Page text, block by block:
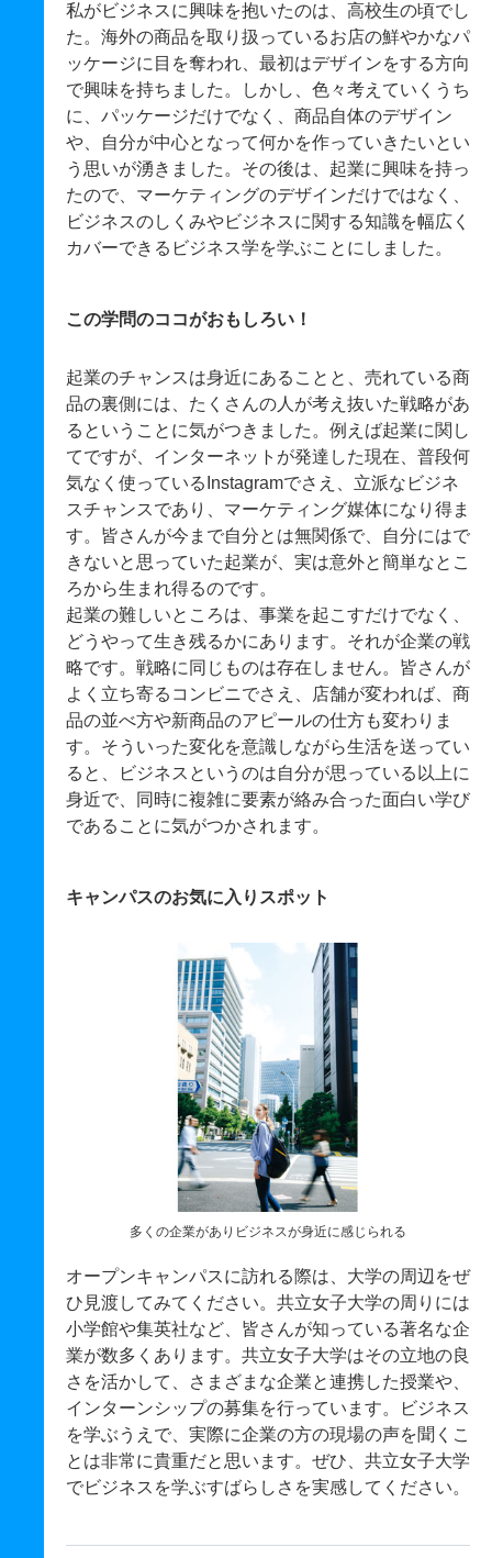
私がビジネスに興味を抱いたのは、高校生の頃でし
た。海外の商品を取り扱っているお店の鮮やかなパ
ッケージに目を奪われ、最初はデザインをする方向
で興味を持ちました。しかし、色々考えていくうち
に、パッケージだけでなく、商品自体のデザイン
や、自分が中心となって何かを作っていきたいとい
う思いが湧きました。その後は、起業に興味を持っ
たので、マーケティングのデザインだけではなく、
ビジネスのしくみやビジネスに関する知識を幅広く
カバーできるビジネス学を学ぶことにしました。
この学問のココがおもしろい！
起業のチャンスは身近にあることと、売れている商
品の裏側には、たくさんの人が考え抜いた戦略があ
るということに気がつきました。例えば起業に関し
てですが、インターネットが発達した現在、普段何
気なく使っているInstagramでさえ、立派なビジネ
スチャンスであり、マーケティング媒体になり得ま
す。皆さんが今まで自分とは無関係で、自分にはで
きないと思っていた起業が、実は意外と簡単なとこ
ろから生まれ得るのです。
起業の難しいところは、事業を起こすだけでなく、
どうやって生き残るかにあります。それが企業の戦
略です。戦略に同じものは存在しません。皆さんが
よく立ち寄るコンビニでさえ、店舗が変われば、商
品の並べ方や新商品のアピールの仕方も変わりま
す。そういった変化を意識しながら生活を送ってい
ると、ビジネスというのは自分が思っている以上に
身近で、同時に複雑に要素が絡み合った面白い学び
であることに気がつかされます。
キャンパスのお気に入りスポット
多くの企業がありビジネスが身近に感じられる
オープンキャンパスに訪れる際は、大学の周辺をぜ
ひ見渡してみてください。共立女子大学の周りには
小学館や集英社など、皆さんが知っている著名な企
業が数多くあります。共立女子大学はその立地の良
さを活かして、さまざまな企業と連携した授業や、
インターンシップの募集を行っています。ビジネス
を学ぶうえで、実際に企業の方の現場の声を聞くこ
とは非常に貴重だと思います。ぜひ、共立女子大学
でビジネスを学ぶすばらしさを実感してください。